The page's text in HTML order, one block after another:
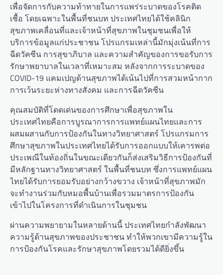
เพื่อจัดการกับความท้าทายในการแพร่ระบาดของโรคติด
เชื้อ โดยเฉพาะในพื้นที่ชนบท ประเทศไทยได้ใช้คลินิก
สุขภาพเคลื่อนที่และเจ้าหน้าที่สุขภาพในชุมชนเพื่อให้
บริการข้อมูลแก่ประชาชน โปรแกรมเหล่านี้มักมุ่งเน้นที่การ
ฉีดวัคซีน การสุขาภิบาล และความสำคัญของการขอรับการ
รักษาพยาบาลในเวลาที่เหมาะสม หลังจากการระบาดของ
COVID-19 แคมเปญด้านสุขภาพได้เน้นไปที่การสวมหน้ากาก
การเว้นระยะห่างทางสังคม และการฉีดวัคซีน
คุณสมบัติที่โดดเด่นของการศึกษาเพื่อสุขภาพใน
ประเทศไทยคือการบูรณาการการแพทย์แผนไทยและการ
ผสมผสานกับการป้องกันในทางวิทยาศาสตร์ โปรแกรมการ
ศึกษาสุขภาพในประเทศไทยได้รับการออกแบบให้เคารพต่อ
ประเพณีในท้องถิ่นในขณะเดียวกันก็ส่งเสริมวิธีการป้องกันที่
มีหลักฐานทางวิทยาศาสตร์ ในพื้นที่ชนบท ซึ่งการแพทย์แผน
ไทยได้รับการยอมรับอย่างกว้างขวาง เจ้าหน้าที่สุขภาพมัก
จะทำงานร่วมกับหมอพื้นบ้านเพื่อรวมมาตรการป้องกัน
เข้าไปในโครงการที่ดำเนินการในชุมชน
ผ่านความพยายามในหลายด้านนี้ ประเทศไทยกำลังพัฒนา
ความรู้ด้านสุขภาพของประชาชน ทำให้พวกเขามีความรู้ใน
การป้องกันโรคและรักษาสุขภาพโดยรวมได้ดียิ่งขึ้น